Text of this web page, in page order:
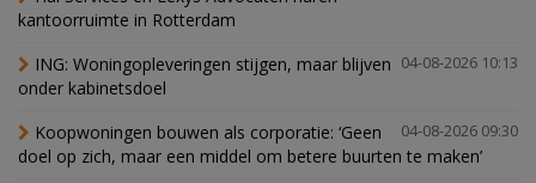
kantoorruimte in Rotterdam
04-08-2026 10:13
ING: Woningopleveringen stijgen, maar blijven
onder kabinetsdoel
04-08-2026 09:30
Koopwoningen bouwen als corporatie: ‘Geen
doel op zich, maar een middel om betere buurten te maken’